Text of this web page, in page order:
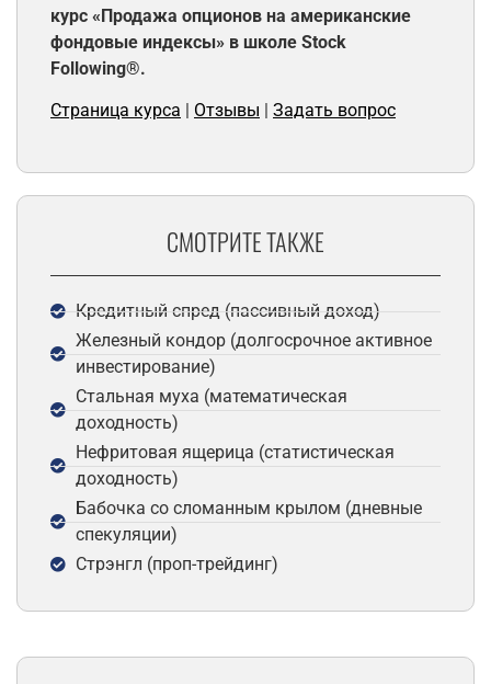
курс «Продажа опционов на американские
фондовые индексы» в школе Stock
Following®.
Страница курса | Отзывы | Задать вопрос
СМОТРИТЕ ТАКЖЕ
Кредитный спред (пассивный доход)
Железный кондор (долгосрочное активное
инвестирование)
Стальная муха (математическая
доходность)
Нефритовая ящерица (статистическая
доходность)
Бабочка со сломанным крылом (дневные
спекуляции)
Стрэнгл (проп-трейдинг)